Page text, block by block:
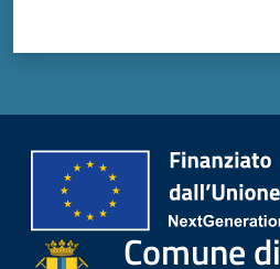
Comune di